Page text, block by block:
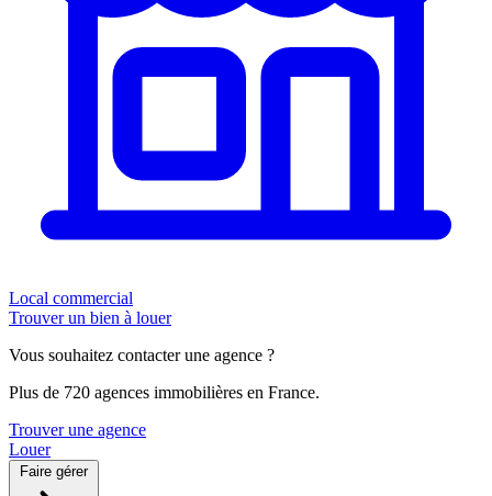
Local commercial
Trouver un bien à louer
Vous souhaitez contacter une agence ?
Plus de 720 agences immobilières en France.
Trouver une agence
Louer
Faire gérer